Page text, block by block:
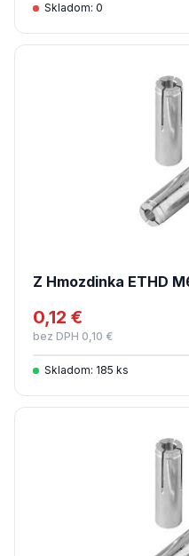
Skladom: 0
Z Hmozdinka ETHD
0,12 €
bez DPH 0,10 €
Skladom: 185 ks